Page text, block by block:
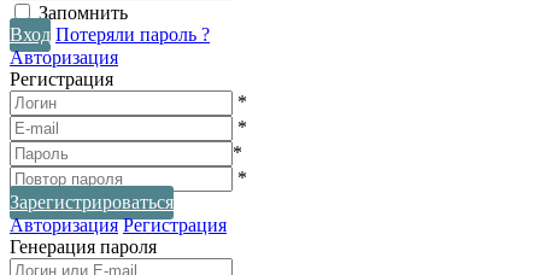
Запомнить
Вход Потеряли пароль ?
Авторизация
Регистрация
*
*
*
*
Зарегистрироваться
Авторизация Регистрация
Генерация пароля